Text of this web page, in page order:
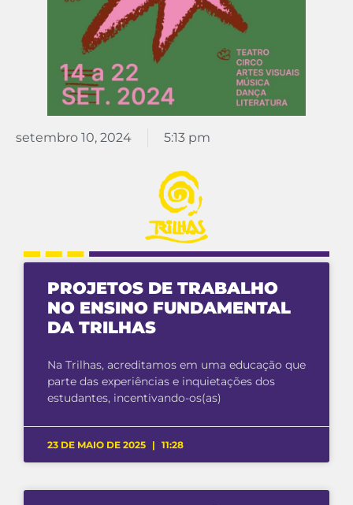
setembro 10, 2024 5:13 pm
PROJETOS DE TRABALHO
NO ENSINO FUNDAMENTAL
DA TRILHAS
Na Trilhas, acreditamos em uma educação que
parte das experiências e inquietações dos
estudantes, incentivando-os(as)
23 DE MAIO DE 2025 11:28